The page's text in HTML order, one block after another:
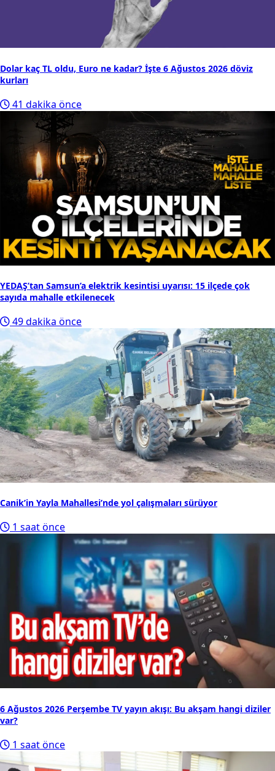
Samsunspor'un Drapiński transferinde bonservis detayı
ortaya çıktı! O madde dikkat çekti...
5
Samsunlu Ece Naz’ın ölümünde yeni bulgular ortaya
çıktı
Meteoroloji'den uyarı: 6 Ağustos'ta Samsun ve
ilçelerinde hava durumu
7